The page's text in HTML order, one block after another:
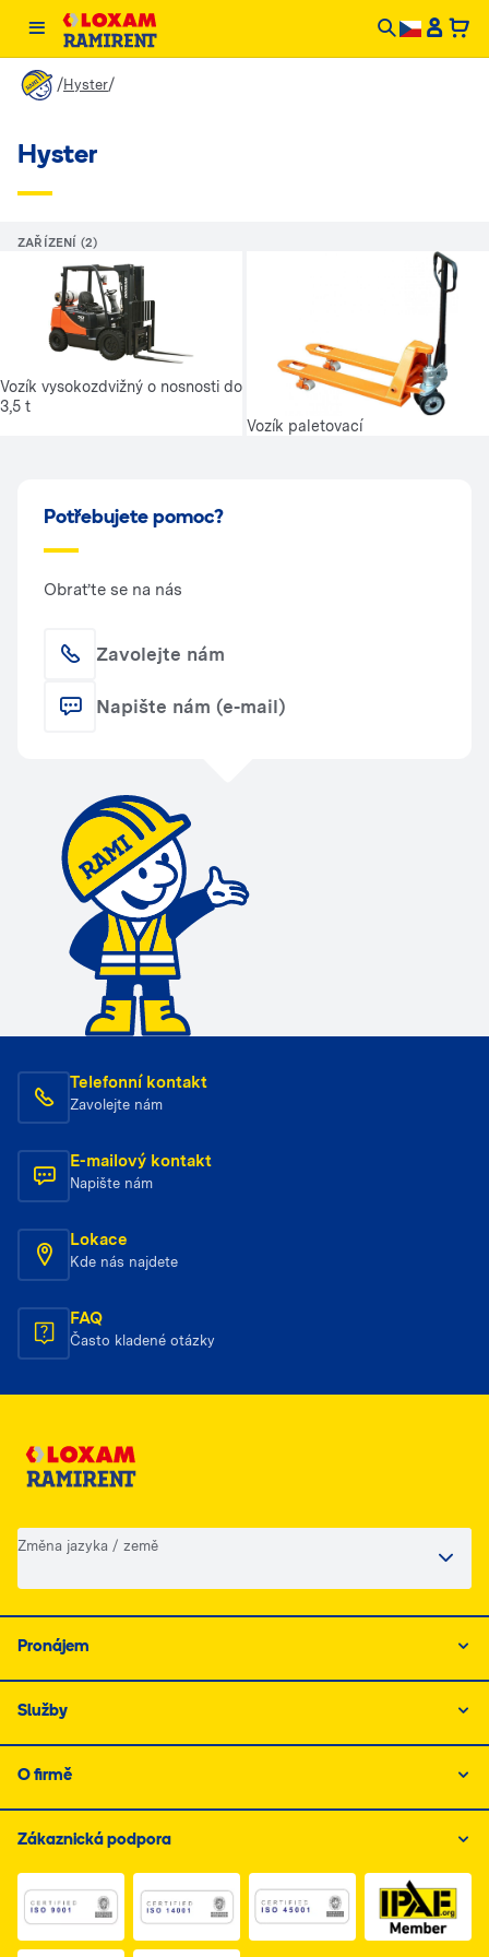
/Hyster/
Hyster
ZAŘÍZENÍ (2)
Vozík vysokozdvižný o nosnosti do
3,5 t
Vozík paletovací
Potřebujete pomoc?
Obraťte se na nás
Zavolejte nám
Napište nám (e-mail)
Telefonní kontakt
Zavolejte nám
E-mailový kontakt
Napište nám
Lokace
Kde nás najdete
FAQ
Často kladené otázky
Změna jazyka / země
Pronájem
Služby
O firmě
Zákaznická podpora
Link do dokumentu PDF z certyfikatem ISO 1, otwiera
Link do dokumentu PDF z certyfikatem
Link do dokumentu